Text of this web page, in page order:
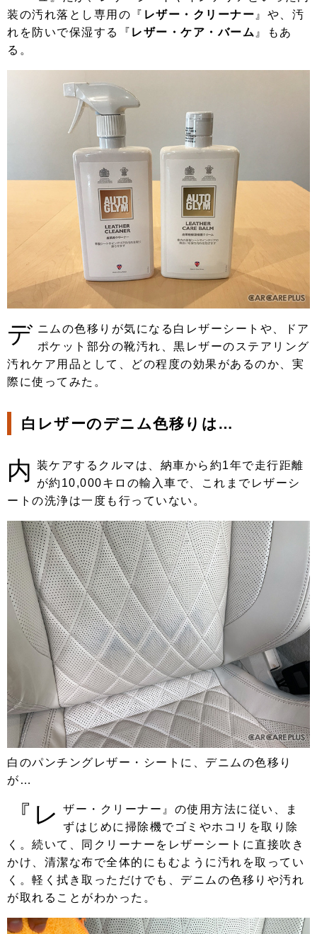
装の汚れ落とし専用の『 レザー・クリーナー 』や、汚
れを防いで保湿する『 レザー・ケア・バーム 』もあ
る。
デ ニムの色移りが気になる白レザーシートや、ドア
ポケット部分の靴汚れ、黒レザーのステアリング
汚れケア用品として、どの程度の効果があるのか、実
際に使ってみた。
白レザーのデニム色移りは…
内 装ケアするクルマは、納車から約1年で走行距離
が約10,000キロの輸入車で、これまでレザーシ
ートの洗浄は一度も行っていない。
白のパンチングレザー・シートに、デニムの色移り
が…
『レ
ザー・クリーナー』の使用方法に従い、ま
ずはじめに掃除機でゴミやホコリを取り除
く。続いて、同クリーナーをレザーシートに直接吹き
かけ、清潔な布で全体的にもむように汚れを取ってい
く。軽く拭き取っただけでも、デニムの色移りや汚れ
が取れることがわかった。